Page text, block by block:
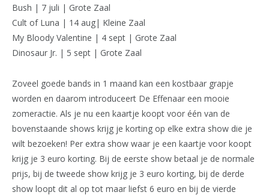
Bush | 7 juli | Grote Zaal
Cult of Luna | 14 aug| Kleine Zaal
My Bloody Valentine | 4 sept | Grote Zaal
Dinosaur Jr. | 5 sept | Grote Zaal
Zoveel goede bands in 1 maand kan een kostbaar grapje
worden en daarom introduceert De Effenaar een mooie
zomeractie. Als je nu een kaartje koopt voor één van de
bovenstaande shows krijg je korting op elke extra show die je
wilt bezoeken! Per extra show waar je een kaartje voor koopt
krijg je 3 euro korting. Bij de eerste show betaal je de normale
prijs, bij de tweede show krijg je 3 euro korting, bij de derde
show loopt dit al op tot maar liefst 6 euro en bij de vierde